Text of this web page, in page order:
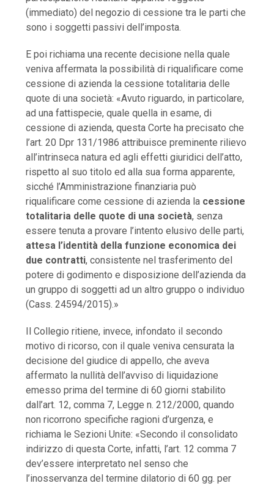
(immediato) del negozio di cessione tra le parti che
sono i soggetti passivi dell’imposta.
E poi richiama una recente decisione nella quale
veniva affermata la possibilità di riqualificare come
cessione di azienda la cessione totalitaria delle
quote di una società: «Avuto riguardo, in particolare,
ad una fattispecie, quale quella in esame, di
cessione di azienda, questa Corte ha precisato che
l’art. 20 Dpr 131/1986 attribuisce preminente rilievo
all’intrinseca natura ed agli effetti giuridici dell’atto,
rispetto al suo titolo ed alla sua forma apparente,
sicché l’Amministrazione finanziaria può
riqualificare come cessione di azienda la cessione
totalitaria delle quote di una società, senza
essere tenuta a provare l’intento elusivo delle parti,
attesa l’identità della funzione economica dei
due contratti, consistente nel trasferimento del
potere di godimento e disposizione dell’azienda da
un gruppo di soggetti ad un altro gruppo o individuo
(Cass. 24594/2015).»
Il Collegio ritiene, invece, infondato il secondo
motivo di ricorso, con il quale veniva censurata la
decisione del giudice di appello, che aveva
affermato la nullità dell’avviso di liquidazione
emesso prima del termine di 60 giorni stabilito
dall’art. 12, comma 7, Legge n. 212/2000, quando
non ricorrono specifiche ragioni d’urgenza, e
richiama le Sezioni Unite: «Secondo il consolidato
indirizzo di questa Corte, infatti, l’art. 12 comma 7
dev’essere interpretato nel senso che
l’inosservanza del termine dilatorio di 60 gg. per